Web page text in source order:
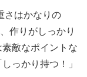
さはかなりの
作りがしっかり
敵なポイントな
っかり持つ！」